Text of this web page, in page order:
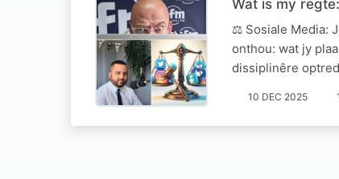
Wat is my
⚖️ Sosiale Media:
onthou: wat jy
dissiplinêre
10 DEC 2025